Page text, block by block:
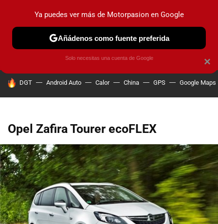
PRUEBAS COCHES ELÉCTRICOS OBSERVATORIO
HOY SE HABLA DE
DGT Android Auto Calor China GPS Google Maps
Opel Zafira Tourer ecoFLEX
×
Ya puedes ver más de Motorpasion en Google
Añádenos como fuente preferida
Solo necesitas una cuenta de Google